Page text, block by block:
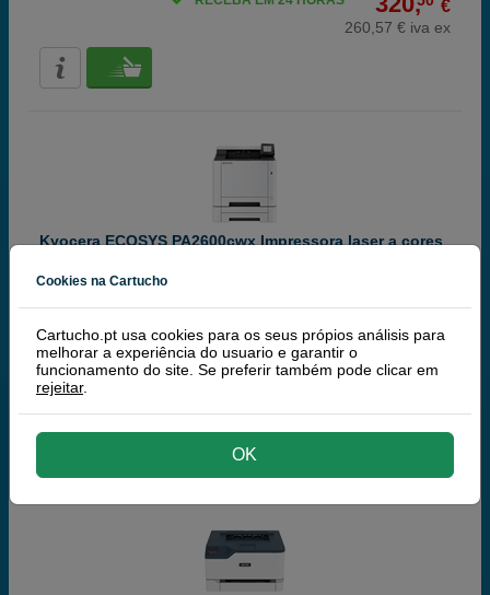
€
260,57 € iva ex
Kyocera ECOSYS PA2600cwx Impressora laser a cores
346,00
RECEBA EM 24 HORAS
Cookies na Cartucho
Cartucho.pt usa cookies para os seus própios análisis para
melhorar a experiência do usuario e garantir o
funcionamento do site. Se preferir também pode clicar em
rejeitar.
OK